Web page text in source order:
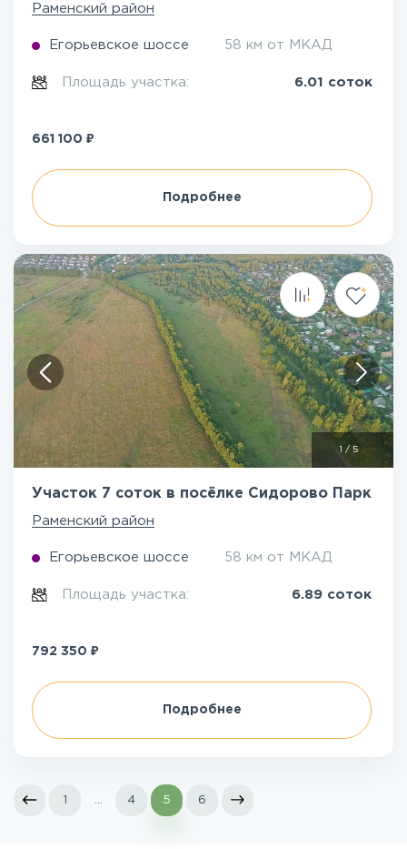
Раменский район
Егорьевское шоссе 58 км от МКАД
Площадь участка: 6.01 соток
661 100 ₽
Подробнее
/ 5
Участок 7 соток в посёлке Сидорово Парк
Раменский район
Егорьевское шоссе 58 км от МКАД
Площадь участка: 6.89 соток
792 350 ₽
Подробнее
1 4 5 6